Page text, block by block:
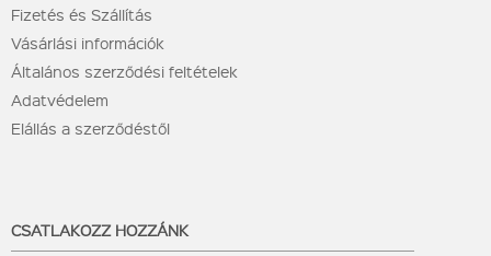
Fizetés és Szállítás
Vásárlási információk
Általános szerződési feltételek
Adatvédelem
Elállás a szerződéstől
CSATLAKOZZ HOZZÁNK